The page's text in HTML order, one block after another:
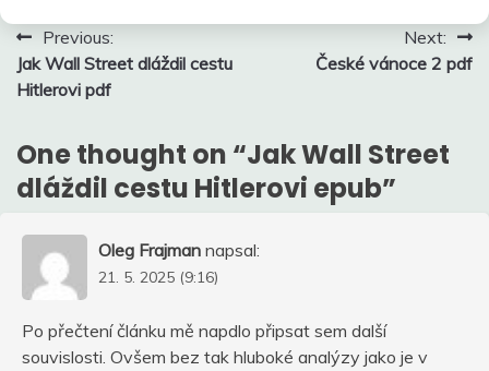
Navigace
pro
příspěvek
Previous:
Jak Wall Street dláždil cestu
Hitlerovi pdf
Next:
České vánoce 2 pdf
One thought on “Jak Wall Street
dláždil cestu Hitlerovi epub”
Oleg Frajman napsal:
21. 5. 2025 (9:16)
Po přečtení článku mě napdlo připsat sem další
souvislosti. Ovšem bez tak hluboké analýzy jako je v